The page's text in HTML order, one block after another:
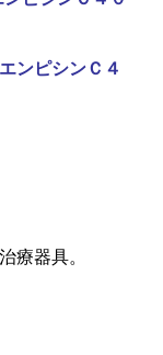
ンピシンＣ４
療器具。